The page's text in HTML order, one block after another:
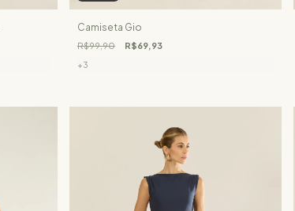
Camiseta Gio
R$99,90 R$69,93
+3